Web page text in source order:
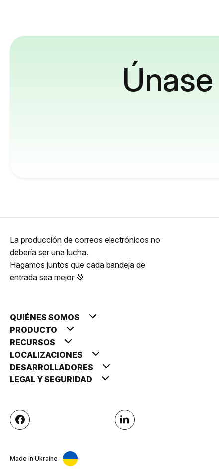
La producción de correos electrónicos no
debería ser una lucha.
Hagamos juntos que cada bandeja de
entrada sea mejor 💚
QUIÉNES SOMOS
PRODUCTO
RECURSOS
LOCALIZACIONES
DESARROLLADORES
LEGAL Y SEGURIDAD
Made in Ukraine